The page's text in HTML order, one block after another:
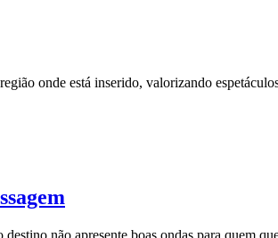
onde está inserido, valorizando
não apresente boas ondas para quem